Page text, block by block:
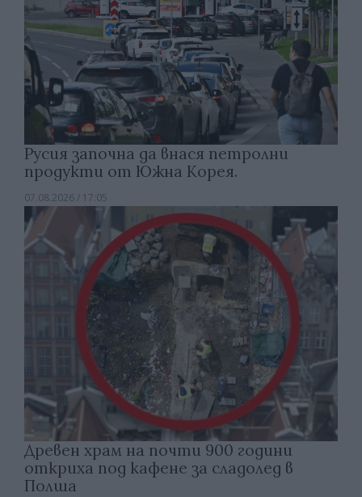
Русия започна да внася петролни
продукти от Южна Корея.
07.08.2026 / 17:05
Древен храм на почти 900 години
откриха под кафене за сладолед в
Полша